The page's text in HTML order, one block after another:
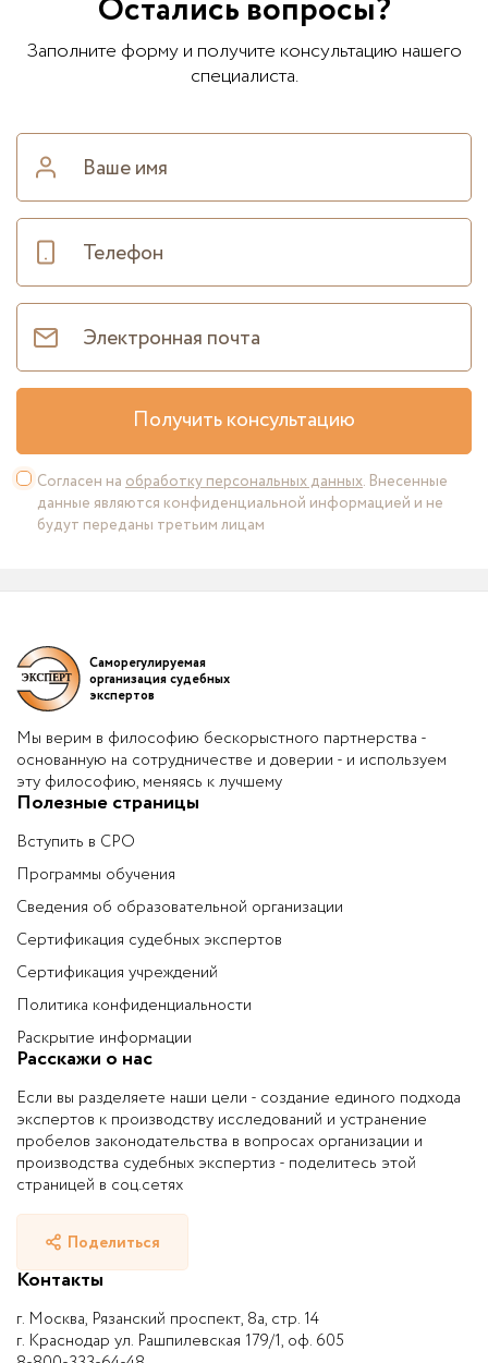
Остались вопросы?
Заполните форму и получите консультацию нашего
специалиста.
Получить консультацию
Согласен на обработку персональных данных. Внесенные
данные являются конфиденциальной информацией и не
будут переданы третьим лицам
Саморегулируемая
организация судебных
экспертов
Мы верим в философию бескорыстного партнерства -
основанную на сотрудничестве и доверии - и используем
эту философию, меняясь к лучшему
Полезные страницы
Вступить в СРО
Программы обучения
Сведения об образовательной организации
Сертификация судебных экспертов
Сертификация учреждений
Политика конфиденциальности
Раскрытие информации
Расскажи о нас
Если вы разделяете наши цели - создание единого подхода
экспертов к производству исследований и устранение
пробелов законодательства в вопросах организации и
производства судебных экспертиз - поделитесь этой
страницей в соц.сетях
Поделиться
Контакты
г. Москва, Рязанский проспект, 8а, стр. 14
г. Краснодар ул. Рашпилевская 179/1, оф. 605